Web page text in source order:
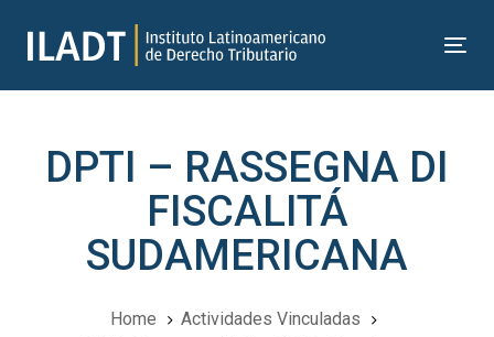
to
DPTI – RASSEGNA DI
FISCALITÁ
SUDAMERICANA
Home
Actividades Vinculadas